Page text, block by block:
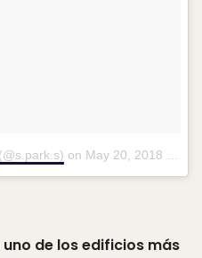
on May 20, 2018 at 7:36pm PDT
uno de los edificios más